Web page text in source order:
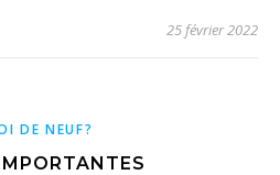
25 février 2022
DE NEUF?